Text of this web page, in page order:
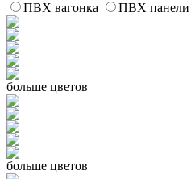
ПВХ вагонка
ПВХ панели
больше цветов
больше цветов